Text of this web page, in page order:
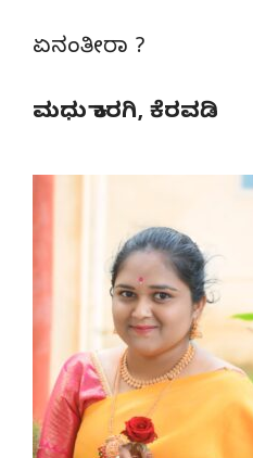
ಏನಂತೀರಾ ?
ಮಧು ಕಾರಗಿ, ಕೆರವಡಿ